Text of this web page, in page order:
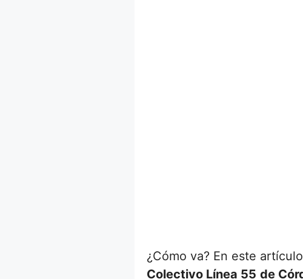
¿Cómo va? En este artículo
Colectivo Línea 55 de